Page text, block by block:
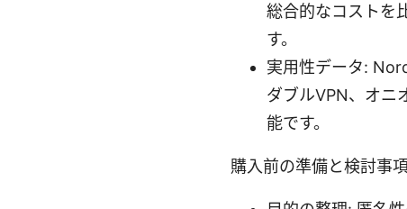
総合的なコストを
す。
実用性データ:
ダブルVPN、オニ
能です。
購入前の準備と検討事